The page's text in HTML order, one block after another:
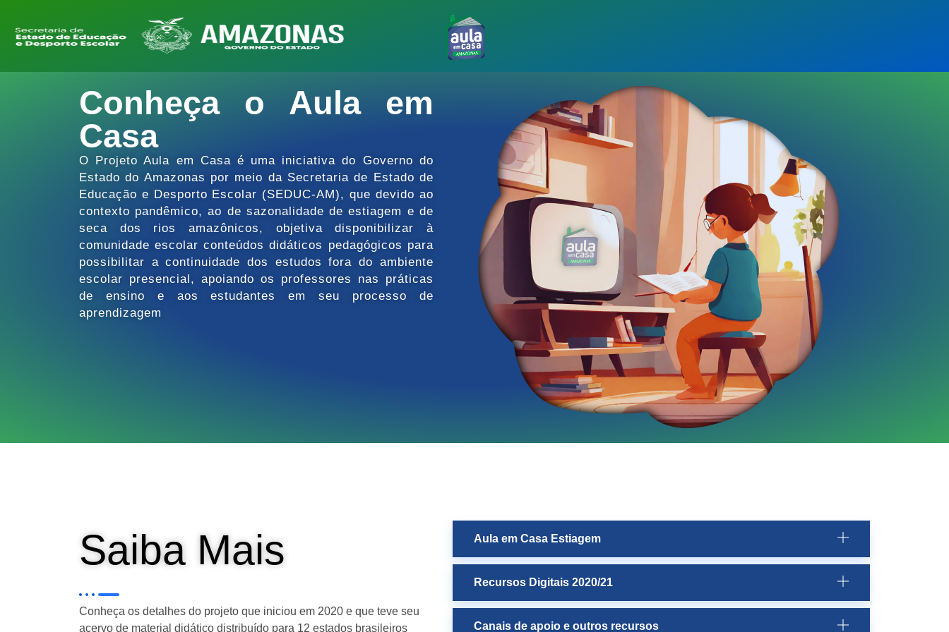
Conheça o Aula em
Casa
O Projeto Aula em Casa é uma iniciativa do Governo do
Estado do Amazonas por meio da Secretaria de Estado de
Educação e Desporto Escolar (SEDUC-AM), que devido ao
contexto pandêmico, ao de sazonalidade de estiagem e de
seca dos rios amazônicos, objetiva disponibilizar à
comunidade escolar conteúdos didáticos pedagógicos para
possibilitar a continuidade dos estudos fora do ambiente
escolar presencial, apoiando os professores nas práticas
de ensino e aos estudantes em seu processo de
aprendizagem
Saiba Mais
Conheça os detalhes do projeto que iniciou em 2020 e que teve seu
acervo de material didático distribuído para 12 estados brasileiros
Aula em Casa Estiagem
Recursos Digitais 2020/21
Canais de apoio e outros recursos